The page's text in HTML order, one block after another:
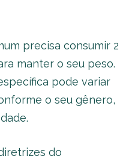
precisa consumir 2
manter o seu peso.
pode variar
o seu gênero,
do